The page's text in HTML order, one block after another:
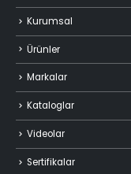
Kurumsal
Ürünler
Markalar
Kataloglar
Videolar
Sertifikalar